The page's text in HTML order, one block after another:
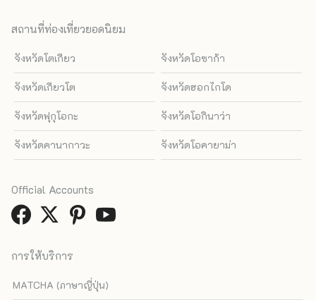
สถานที่ท่องเที่ยวยอดนิยม
จังหวัดโตเกียว จังหวัดโอซาก้า
จังหวัดเกียวโต จังหวัดฮอกไกโด
จังหวัดฟุกุโอกะ จังหวัดโอกินาว่า
จังหวัดคานากาวะ จังหวัดโอคายาม่า
การให้บริการ
MATCHA (ภาษาญี่ปุ่น)
Official Accounts